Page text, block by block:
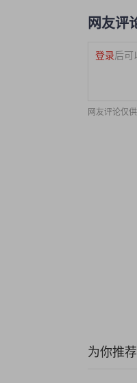
网友评
登录后可
网友评论仅
为你推荐